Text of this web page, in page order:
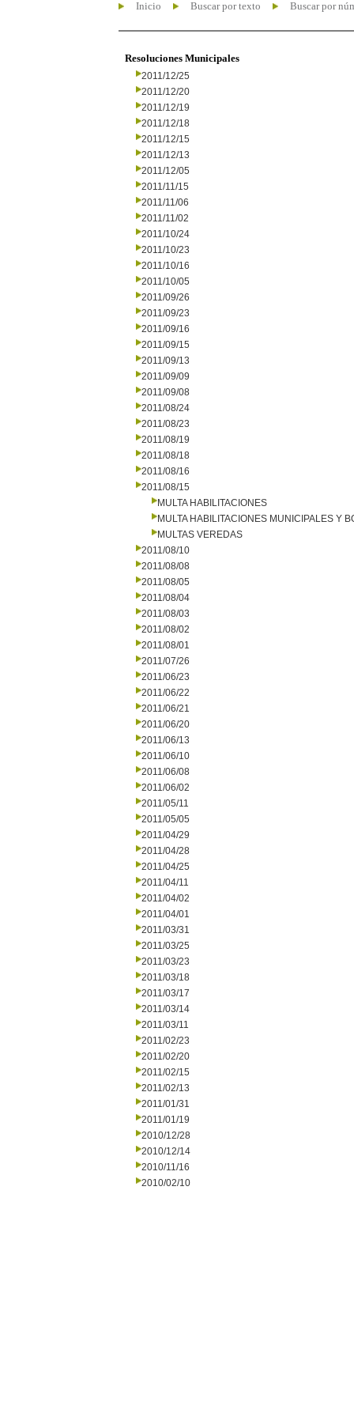
Inicio Buscar por texto Buscar por
Resoluciones Municipales
2011/12/25
2011/12/20
2011/12/19
2011/12/18
2011/12/15
2011/12/13
2011/12/05
2011/11/15
2011/11/06
2011/11/02
2011/10/24
2011/10/23
2011/10/16
2011/10/05
2011/09/26
2011/09/23
2011/09/16
2011/09/15
2011/09/13
2011/09/09
2011/09/08
2011/08/24
2011/08/23
2011/08/19
2011/08/18
2011/08/16
2011/08/15
MULTA HABILITACIONES
MULTA HABILITACIONES MUNICIPALES Y
MULTAS VEREDAS
2011/08/10
2011/08/08
2011/08/05
2011/08/04
2011/08/03
2011/08/02
2011/08/01
2011/07/26
2011/06/23
2011/06/22
2011/06/21
2011/06/20
2011/06/13
2011/06/10
2011/06/08
2011/06/02
2011/05/11
2011/05/05
2011/04/29
2011/04/28
2011/04/25
2011/04/11
2011/04/02
2011/04/01
2011/03/31
2011/03/25
2011/03/23
2011/03/18
2011/03/17
2011/03/14
2011/03/11
2011/02/23
2011/02/20
2011/02/15
2011/02/13
2011/01/31
2011/01/19
2010/12/28
2010/12/14
2010/11/16
2010/02/10